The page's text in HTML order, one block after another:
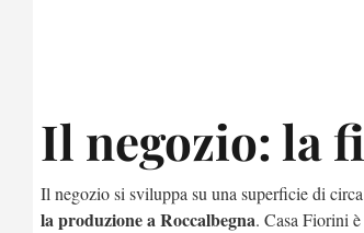
Il negozio: la
Il negozio si sviluppa su una superficie di
la produzione a Roccalbegna. Casa Fiorini